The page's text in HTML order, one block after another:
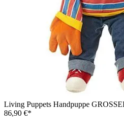
Living Puppets Handpuppe
86,90 €*